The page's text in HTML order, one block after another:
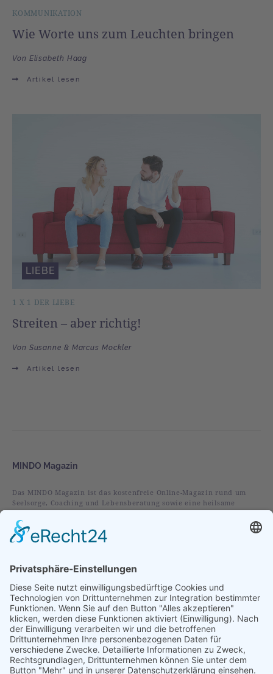
KOMMUNIKATION
Wie Worte uns zum Leuchten bringen
Von Elisabeth Haag
Artikel lesen
1 X 1 DER LIEBE
Streiten – aber richtig!
Von Susanne & Marcus Mockler
Artikel lesen
LIEBE
MINDO Magazin
Das MINDO Magazin ist das kostenfreie Online-Magazin rund um
Seelsorge, Coaching und Lebensberatung sowie eine heilsame
christliche Spiritualität.
Rubriken
Alles
Liebe
Glaube
Verstehen
Vorgestellt
Im Fokus
Folge uns auf: